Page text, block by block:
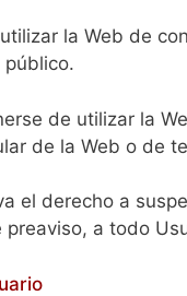
la Web de
público.
de utilizar la
de la Web o de
el derecho a
a todo